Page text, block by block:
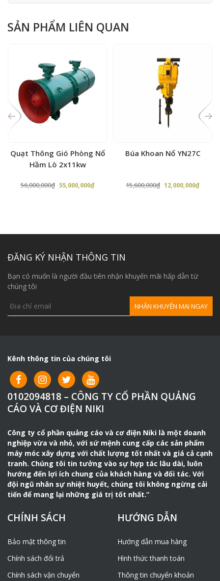
Model
KQD120
Đường
kính lỗ
80-100mm
Chiều
Tốc độ
quay
0-62rpm
khí làm
0.5-0.7Mpa
Lượng
thụ
SẢN PHẨM LIÊN QUAN
Quạt Thông Gió Phòng Nổ
Hầm Lò 2x11kw
56,000,000₫ Giá
55,000,000₫Giá
Búa Khoan Nổ YN27C
15,600,000₫ Giá
12,000,000₫Giá
ĐĂNG KÝ NHẬN THÔNG TIN
Bạn có muốn là người đầu tiên nhận khuyến mãi hấp dẫn từ
chúng tôi
Kênh thông tin của chúng tôi
0102094818 – CÔNG TY CỔ PHẦN QUẢNG
CÁO VÀ CƠ ĐIỆN NIKI
Công ty cổ phần quảng cáo và cơ điện Niki là một doanh
nghiệp vừa và nhỏ, với sứ mệnh cung cấp các sản phẩm
máy móc xây dựng với chất lượng tốt nhất và giá cả cạnh
tranh. Chúng tôi tin tưởng vào sự hợp tác lâu dài, luôn
hướng đến lợi ích chung của khách hàng và đối tác. Với
đội ngũ nhân sự nhiệt huyết, chúng tôi không ngừng cải
tiến để mang lại những giá trị tốt nhất.”
CHÍNH SÁCH
Bảo mật thông tin
Chính sách đổi trả
Chính sách vận chuyển
HƯỚNG DẪN
Hướng dẫn mua hàng
Hình thức thanh toán
Thông tin chuyển khoản